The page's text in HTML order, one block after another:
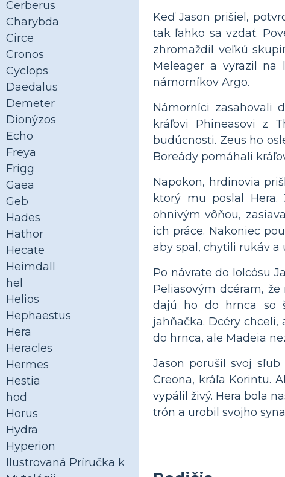
Cerberus
Charybda
Circe
Cronos
Cyclops
Daedalus
Demeter
Dionýzos
Echo
Freya
Frigg
Gaea
Geb
Hades
Hathor
Hecate
Heimdall
hel
Helios
Hephaestus
Hera
Heracles
Hermes
Hestia
hod
Horus
Hydra
Hyperion
Ilustrovaná Príručka k
Keď Jason prišiel,
tak ľahko sa vzdať.
zhromaždil veľkú
Meleager a vyrazil
námorníkov Argo.
Námorníci zasahovali
kráľovi Phineasovi z
budúcnosti. Zeus ho
Boreády pomáhali
Napokon, hrdinovia
ktorý mu poslal
ohnivým vôňou,
ich práce. Nakoniec
aby spal, chytili rukáv a
Po návrate do Iolcósu
Peliasovým dcéram,
dajú ho do hrnca so
jahňačka. Dcéry
do hrnca, ale Madeia
Jason porušil svoj
Creona, kráľa Korintu.
vypálil živý. Hera bola
trón a urobil svojho